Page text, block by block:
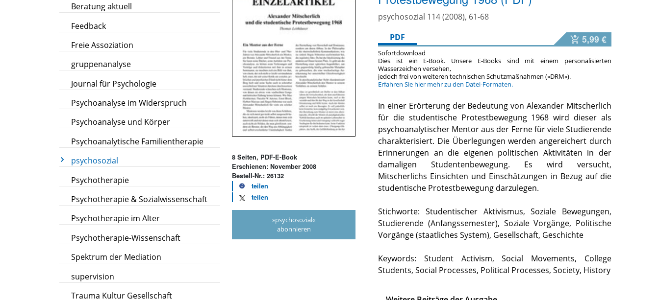
Beratung aktuell
Feedback
Freie Assoziation
gruppenanalyse
Journal für Psychologie
Psychoanalyse im Widerspruch
Psychoanalyse und Körper
Psychoanalytische Familientherapie
psychosozial
Psychotherapie
Psychotherapie & Sozialwissenschaft
Psychotherapie im Alter
Psychotherapie-Wissenschaft
Spektrum der Mediation
supervision
Trauma Kultur Gesellschaft
8 Seiten, PDF-E-Book
Erschienen: November 2008
Bestell-Nr.: 26132
teilen
teilen
»psychosozial«
abonnieren
psychosozial 114 (2008), 61-68
PDF
5,99 €
Sofortdownload
Dies ist ein E-Book. Unsere E-Books sind mit einem personalisierten
Wasserzeichen versehen,
jedoch frei von weiteren technischen Schutzmaßnahmen (»DRM«).
Erfahren Sie hier mehr zu den Datei-Formaten.
In einer Erörterung der Bedeutung von Alexander Mitscherlich
für die studentische Protestbewegung 1968 wird dieser als
psychoanalytischer Mentor aus der Ferne für viele Studierende
charakterisiert. Die Überlegungen werden angereichert durch
Erinnerungen an die eigenen politischen Aktivitäten in der
damaligen Studentenbewegung. Es wird versucht,
Mitscherlichs Einsichten und Einschätzungen in Bezug auf die
studentische Protestbewegung darzulegen.
Stichworte: Studentischer Aktivismus, Soziale Bewegungen,
Studierende (Anfangssemester), Soziale Vorgänge, Politische
Vorgänge (staatliches System), Gesellschaft, Geschichte
Keywords: Student Activism, Social Movements, College
Students, Social Processes, Political Processes, Society, History